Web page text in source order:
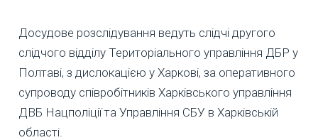
Досудове розслідування ведуть слідчі другого
слідчого відділу Територіального управління ДБР у
Полтаві, з дислокацією у Харкові, за оперативного
супроводу співробітників Харківського управління
ДВБ Нацполіції та Управління СБУ в Харківській
області.